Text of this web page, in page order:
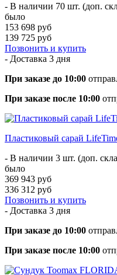
- В наличии 70 шт. (доп.
было
153 698 руб
139 725 руб
Позвонить и купить
- Доставка 3 дня
При заказе до 10:00
При заказе после 10:00
Пластиковый сарай
- В наличии 3 шт. (доп.
было
369 943 руб
336 312 руб
Позвонить и купить
- Доставка 3 дня
При заказе до 10:00
При заказе после 10:00